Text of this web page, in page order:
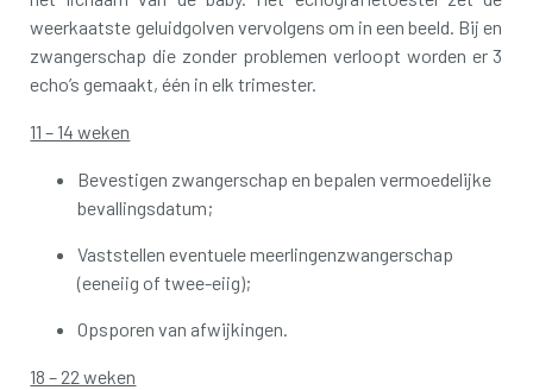
weerkaatste geluidgolven vervolgens om in een beeld. Bij en
zwangerschap die zonder problemen verloopt worden er 3
echo’s gemaakt, één in elk trimester.
11 – 14 weken
Bevestigen zwangerschap en bepalen vermoedelijke
bevallingsdatum;
Vaststellen eventuele meerlingenzwangerschap
(eeneiig of twee-eiig);
Opsporen van afwijkingen.
18 – 22 weken